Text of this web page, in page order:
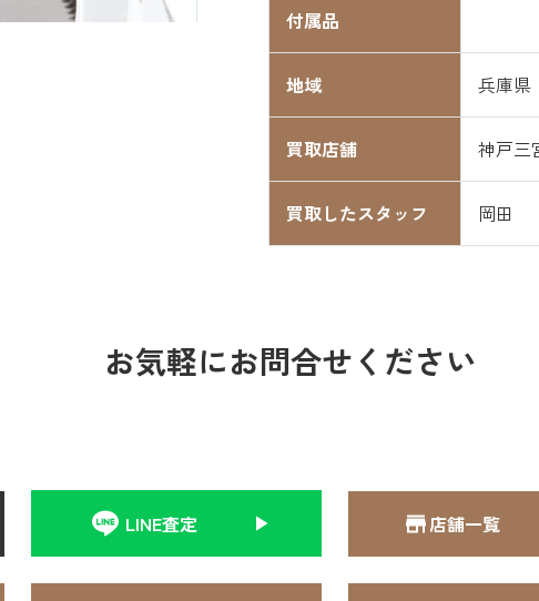
付属品
地域 兵庫県
買取店舗 神戸三
買取したスタッフ 岡田
お気軽にお問合せください
LINE査定 店舗一覧